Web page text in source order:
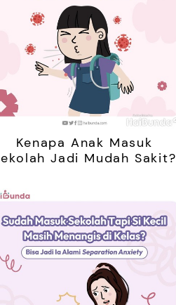
Kenapa Anak Masuk
Jadi Mudah Sakit?